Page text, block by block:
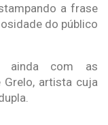
a frase
do público
ainda com as
Grelo, artista cuja